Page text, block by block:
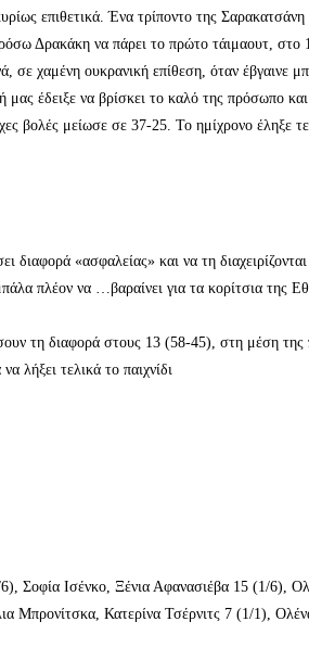
επιθετικά. Ένα τρίποντο της Σαρακατσάνη
Δρακάκη να πάρει το πρώτο τάιμαουτ, στο
σε χαμένη ουκρανική επίθεση, όταν έβγαινε
μας έδειξε να βρίσκει το καλό της πρόσωπο
βολές μείωσε σε 37-25. Το ημίχρονο έληξε
«ασφαλείας» και να τη διαχειρίζονται
πλέον να …βαραίνει για τα κορίτσια της
τη διαφορά στους 13 (58-45), στη μέση της
λήξει τελικά το παιχνίδι
Σοφία Ισένκο, Ξένια Αφανασιέβα 15 (1/6),
Μπρονίτσκα, Κατερίνα Τσέρνιτς 7 (1/1),